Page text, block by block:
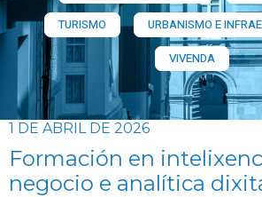
TURISMO
URBANISMO E
VIVENDA
1 DE ABRIL DE 2026
Formación en
negocio e analítica